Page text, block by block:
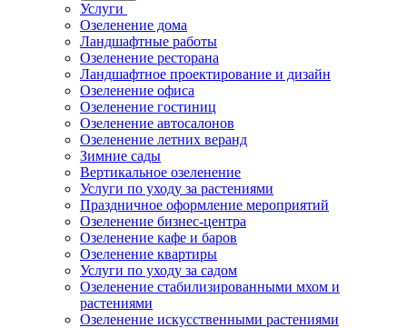
Услуги
Озеленение дома
Ландшафтные работы
Озеленение ресторана
Ландшафтное проектирование и дизайн
Озеленение офиса
Озеленение гостиниц
Озеленение автосалонов
Озеленение летних веранд
Зимние сады
Вертикальное озеленение
Услуги по уходу за растениями
Праздничное оформление мероприятий
Озеленение бизнес-центра
Озеленение кафе и баров
Озеленение квартиры
Услуги по уходу за садом
Озеленение стабилизированными мхом и
растениями
Озеленение искусственными растениями